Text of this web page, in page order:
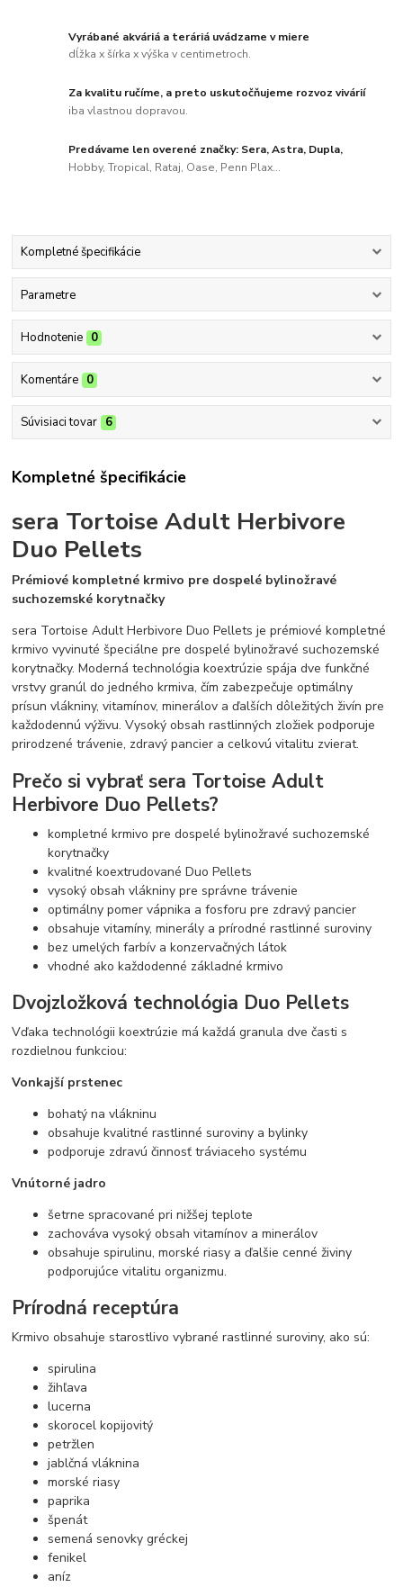
Vyrábané akváriá a teráriá uvádzame v miere
dĺžka x šírka x výška v centimetroch.
Za kvalitu ručíme, a preto uskutočňujeme rozvoz vivárií
iba vlastnou dopravou.
Predávame len overené značky: Sera, Astra, Dupla,
Hobby, Tropical, Rataj, Oase, Penn Plax...
Kompletné špecifikácie
Parametre
Hodnotenie 0
Komentáre 0
Súvisiaci tovar 6
Kompletné špecifikácie
sera Tortoise Adult Herbivore
Duo Pellets
Prémiové kompletné krmivo pre dospelé bylinožravé
suchozemské korytnačky
sera Tortoise Adult Herbivore Duo Pellets je prémiové kompletné
krmivo vyvinuté špeciálne pre dospelé bylinožravé suchozemské
korytnačky. Moderná technológia koextrúzie spája dve funkčné
vrstvy granúl do jedného krmiva, čím zabezpečuje optimálny
prísun vlákniny, vitamínov, minerálov a ďalších dôležitých živín pre
každodennú výživu. Vysoký obsah rastlinných zložiek podporuje
prirodzené trávenie, zdravý pancier a celkovú vitalitu zvierat.
Prečo si vybrať sera Tortoise Adult
Herbivore Duo Pellets?
kompletné krmivo pre dospelé bylinožravé suchozemské
korytnačky
kvalitné koextrudované Duo Pellets
vysoký obsah vlákniny pre správne trávenie
optimálny pomer vápnika a fosforu pre zdravý pancier
obsahuje vitamíny, minerály a prírodné rastlinné suroviny
bez umelých farbív a konzervačných látok
vhodné ako každodenné základné krmivo
Dvojzložková technológia Duo Pellets
Vďaka technológii koextrúzie má každá granula dve časti s
rozdielnou funkciou:
Vonkajší prstenec
bohatý na vlákninu
obsahuje kvalitné rastlinné suroviny a bylinky
podporuje zdravú činnosť tráviaceho systému
Vnútorné jadro
šetrne spracované pri nižšej teplote
zachováva vysoký obsah vitamínov a minerálov
obsahuje spirulinu, morské riasy a ďalšie cenné živiny
podporujúce vitalitu organizmu.
Prírodná receptúra
Krmivo obsahuje starostlivo vybrané rastlinné suroviny, ako sú:
spirulina
žihľava
lucerna
skorocel kopijovitý
petržlen
jablčná vláknina
morské riasy
paprika
špenát
semená senovky gréckej
fenikel
aníz